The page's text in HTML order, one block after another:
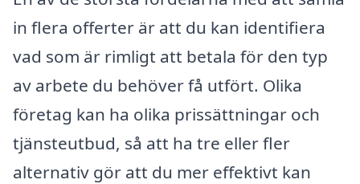
in flera offerter är att du kan identifiera
vad som är rimligt att betala för den typ
av arbete du behöver få utfört. Olika
företag kan ha olika prissättningar och
tjänsteutbud, så att ha tre eller fler
alternativ gör att du mer effektivt kan